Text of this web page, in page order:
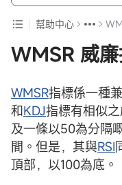
幫助中心
WMSR 威
WMSR指標係一種
和KDJ指標有相似
及一條以50為分隔
間。但是，其與RSI
頂部，以100為底。